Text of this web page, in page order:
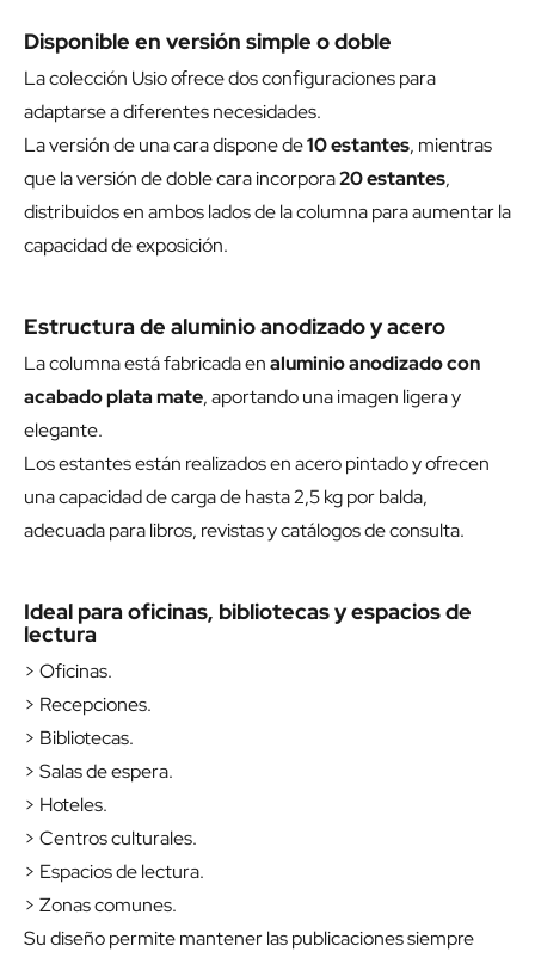
Disponible en versión simple o doble
La colección Usio ofrece dos configuraciones para
adaptarse a diferentes necesidades.
La versión de una cara dispone de10 estantes, mientras
que la versión de doble cara incorpora20 estantes,
distribuidos en ambos lados de la columna para aumentar la
capacidad de exposición.
Estructura de aluminio anodizado y acero
La columna está fabricada enaluminio anodizado con
acabado plata mate, aportando una imagen ligera y
elegante.
Los estantes están realizados en acero pintado y ofrecen
una capacidad de carga de hasta 2,5 kg por balda,
adecuada para libros, revistas y catálogos de consulta.
Ideal para oficinas, bibliotecas y espacios de
lectura
> Oficinas.
> Recepciones.
> Bibliotecas.
> Salas de espera.
> Hoteles.
> Centros culturales.
> Espacios de lectura.
> Zonas comunes.
Su diseño permite mantener las publicaciones siempre